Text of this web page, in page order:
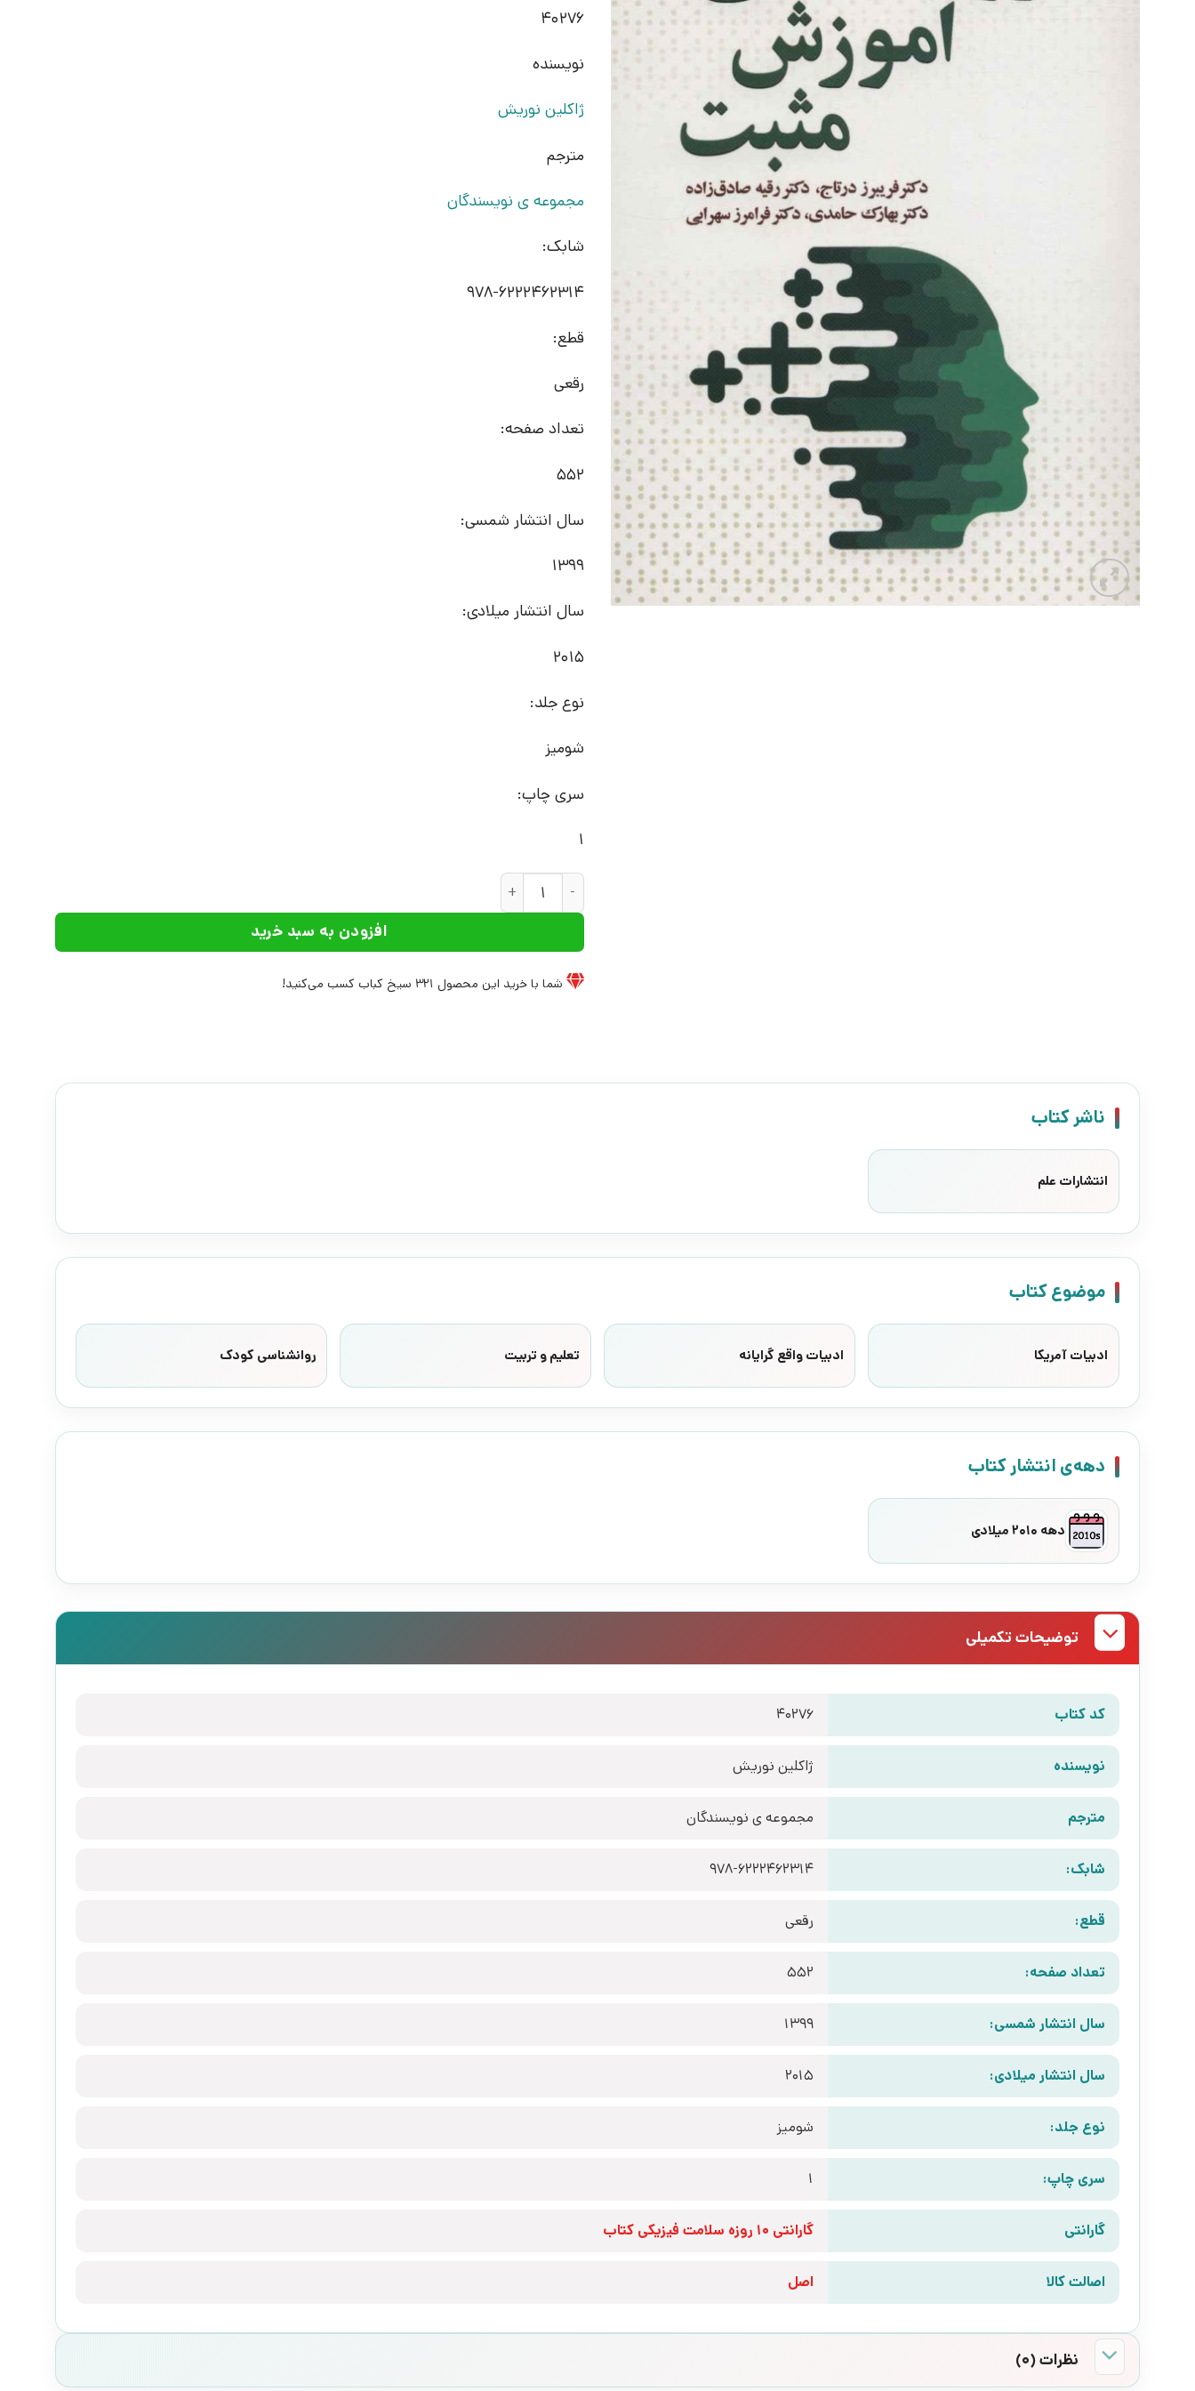
40276
نویسنده
ژاکلین نوریش
مترجم
مجموعه ی نویسندگان
شابک:
978-6222462314
قطع:
رقعی
تعداد صفحه:
552
سال انتشار شمسی:
1399
سال انتشار میلادی:
2015
نوع جلد:
شومیز
سری چاپ:
1
کتاب روانشناسی آموزش مثبت | انتشارات علم عدد
افزودن به سبد خرید
شما با خرید این محصول 321 سیخ کباب کسب می‌کنید!
ناشر کتاب
انتشارات علم
موضوع کتاب
ادبیات آمریکا ادبیات واقع گرایانه تعلیم و تربیت روانشناسی کودک
دهه‌ی انتشار کتاب
دهه 2010 میلادی
توضیحات تکمیلی
کد کتاب 40276
نویسنده ژاکلین نوریش
مترجم مجموعه ی نویسندگان
شابک: 978-6222462314
قطع: رقعی
تعداد صفحه: 552
سال انتشار شمسی: 1399
سال انتشار میلادی: 2015
نوع جلد: شومیز
سری چاپ: 1
گارانتی گارانتی 10 روزه سلامت فیزیکی کتاب
اصالت کالا اصل
نظرات (0)